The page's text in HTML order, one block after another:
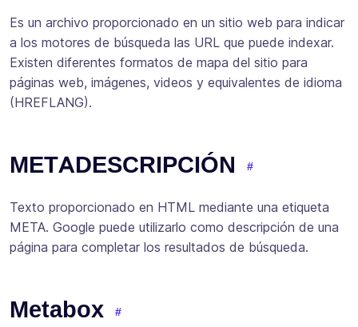
Es un archivo proporcionado en un sitio web para indicar
a los motores de búsqueda las URL que puede indexar.
Existen diferentes formatos de mapa del sitio para
páginas web, imágenes, videos y equivalentes de idioma
(HREFLANG).
METADESCRIPCIÓN
Texto proporcionado en HTML mediante una etiqueta
META. Google puede utilizarlo como descripción de una
página para completar los resultados de búsqueda.
Metabox